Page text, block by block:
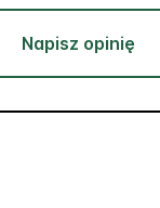
Napisz opinię